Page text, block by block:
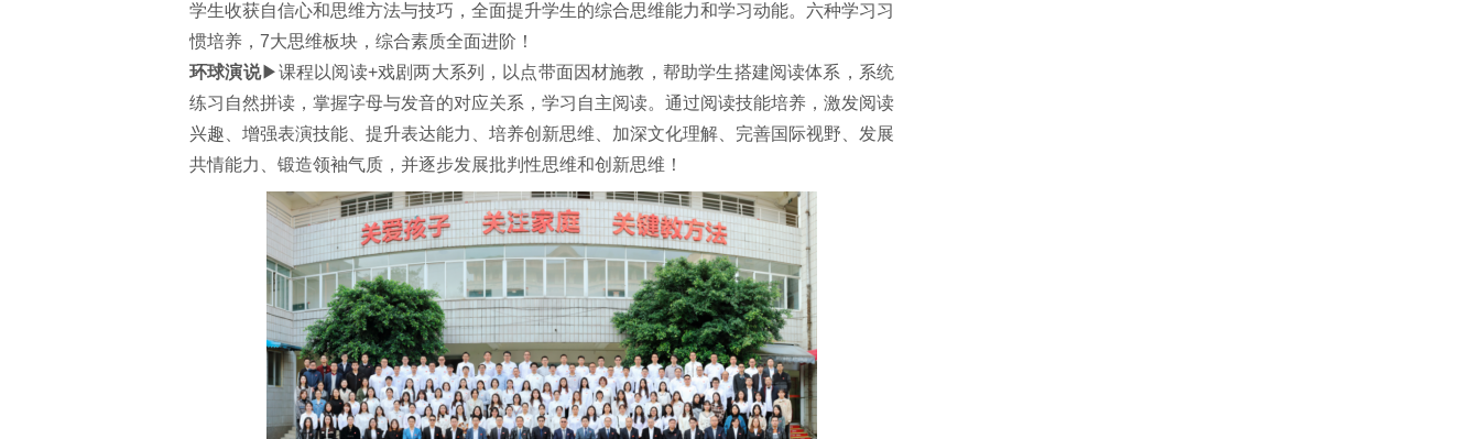
学生收获自信心和思维方法与技巧，全面提升学生的综合思维能力和学习动能。六种学习习
惯培养，7大思维板块，综合素质全面进阶！
环球演说▶课程以阅读+戏剧两大系列，以点带面因材施教，帮助学生搭建阅读体系，系统
练习自然拼读，掌握字母与发音的对应关系，学习自主阅读。通过阅读技能培养，激发阅读
兴趣、增强表演技能、提升表达能力、培养创新思维、加深文化理解、完善国际视野、发展
共情能力、锻造领袖气质，并逐步发展批判性思维和创新思维！